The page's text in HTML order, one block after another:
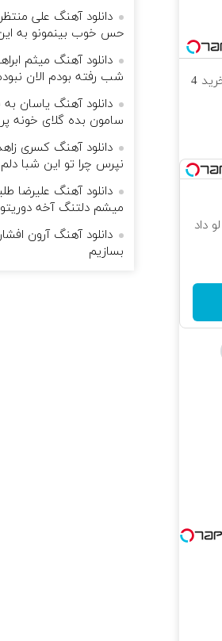
جشنواره اینترنت LTE با سیم کارت رایگان 🌟 خرید 4
داد
دانلود آهنگ علی
حس خوب بینمونو به
دانلود آهنگ میثم
ﺷﺐ رﻓﺘﻪ ﺑﻮدم اﻟﺎن
دانلود آهنگ یاسان به
سامون بده گلای خونه
دانلود آهنگ کسری
نپرس چرا تو این شبا
دانلود آهنگ علیرضا
میشم دلتنگ آخه
دانلود آهنگ آرون
بسازیم